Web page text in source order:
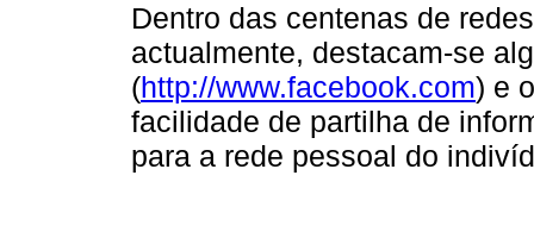
Dentro das centenas de
actualmente, destacam-se
(http://www.facebook.com) e
facilidade de partilha de
para a rede pessoal do